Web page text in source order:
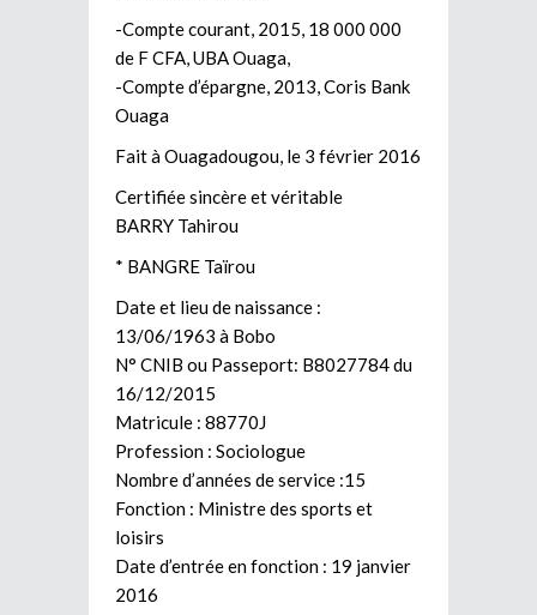
-Compte courant, 2015, 18 000 000
de F CFA, UBA Ouaga,
-Compte d’épargne, 2013, Coris Bank
Ouaga
Fait à Ouagadougou, le 3 février 2016
Certifiée sincère et véritable
BARRY Tahirou
* BANGRE Taïrou
Date et lieu de naissance :
13/06/1963 à Bobo
N° CNIB ou Passeport: B8027784 du
16/12/2015
Matricule : 88770J
Profession : Sociologue
Nombre d’années de service :15
Fonction : Ministre des sports et
loisirs
Date d’entrée en fonction : 19 janvier
2016